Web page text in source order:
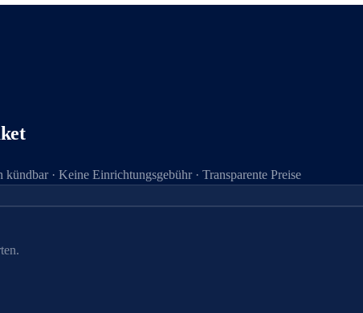
kündbar · Keine Einrichtungsgebühr · Transparente Preise